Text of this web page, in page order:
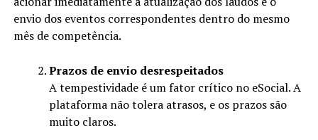
envio dos eventos correspondentes dentro do mesmo
mês de competência.
Prazos de envio desrespeitados
A tempestividade é um fator crítico no eSocial. A
plataforma não tolera atrasos, e os prazos são
muito claros.